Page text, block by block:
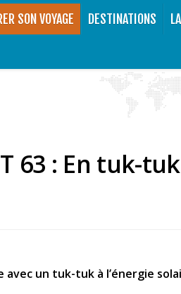
SON VOYAGE DESTINATIONS
63 : En tuk-
avec un tuk-tuk à l’énergie